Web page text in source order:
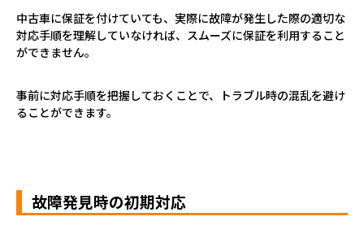
中古車に保証を付けていても、実際に故障が発生した際の適切な
対応手順を理解していなければ、スムーズに保証を利用すること
ができません。
事前に対応手順を把握しておくことで、トラブル時の混乱を避け
ることができます。
故障発見時の初期対応